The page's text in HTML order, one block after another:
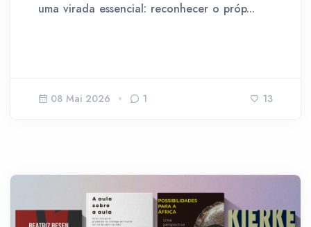
uma virada essencial: reconhecer o próp...
08 Mai 2026 1 13